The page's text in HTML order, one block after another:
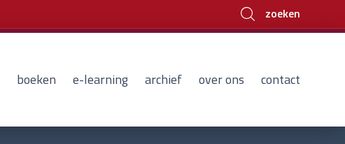
zoeken
boeken e-learning archief over ons contact